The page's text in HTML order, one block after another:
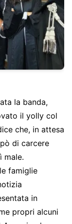
la banda,
il yolly col
che, in attesa
di carcere
male.
famiglie
in
propri alcuni